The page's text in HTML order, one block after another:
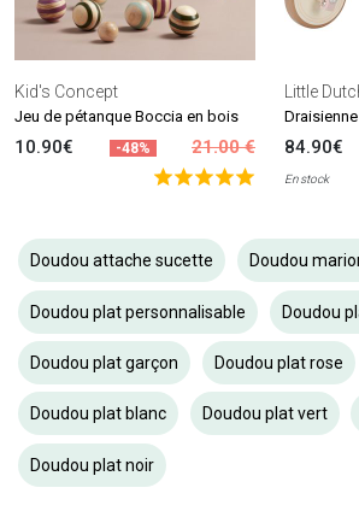
Kid's Concept
Jeu de pétanque Boccia en bois
10.90€ -48% 21.00 €
Little
84.90€
En stock
Doudou attache sucette Doudou
Doudou plat personnalisable Doudou
Doudou plat garçon Doudou plat rose
Doudou plat blanc Doudou plat vert
Doudou plat noir